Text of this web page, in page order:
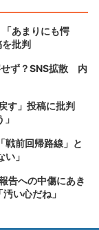
あまりにも愕
批判
せず？SNS拡散 内
す」投稿に批判
戦前回帰路線」と
」
告への中傷にあき
い心だね」